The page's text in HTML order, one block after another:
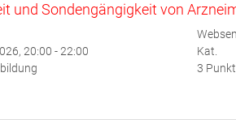
und Sondengängigkeit von
20:00 - 22:00
Kat.
3